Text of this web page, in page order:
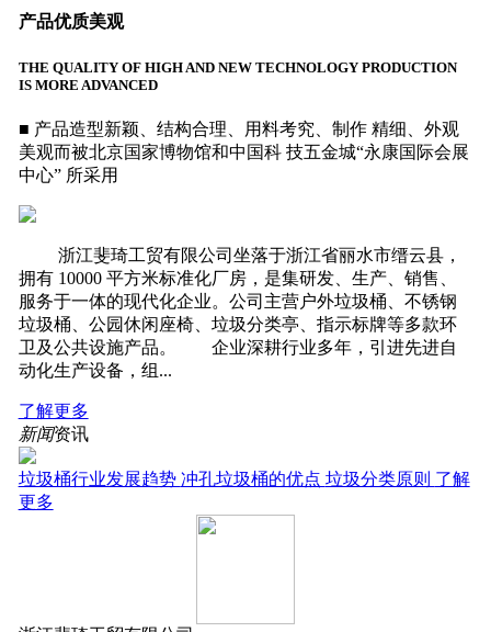
产品优质美观
THE QUALITY OF HIGH AND NEW TECHNOLOGY PRODUCTION
IS MORE ADVANCED
■ 产品造型新颖、结构合理、用料考究、制作 精细、外观
美观而被北京国家博物馆和中国科 技五金城“永康国际会展
中心” 所采用
‍‍ 浙江斐琦工贸有限公司坐落于浙江省丽水市缙云县，
拥有 10000 平方米标准化厂房，是集研发、生产、销售、
服务于一体的现代化企业。公司主营户外垃圾桶、不锈钢
垃圾桶、公园休闲座椅、垃圾分类亭、指示标牌等多款环
卫及公共设施产品。 企业深耕行业多年，引进先进自
动化生产设备，组...
了解更多
新闻资讯
垃圾桶行业发展趋势 冲孔垃圾桶的优点 垃圾分类原则 了解
更多